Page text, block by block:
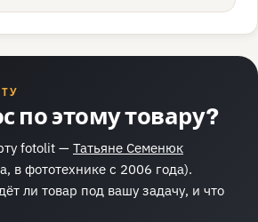
по этому товару?
fotolit — Татьяне Семенюк
в фототехнике с 2006 года).
ли товар под вашу задачу, и что